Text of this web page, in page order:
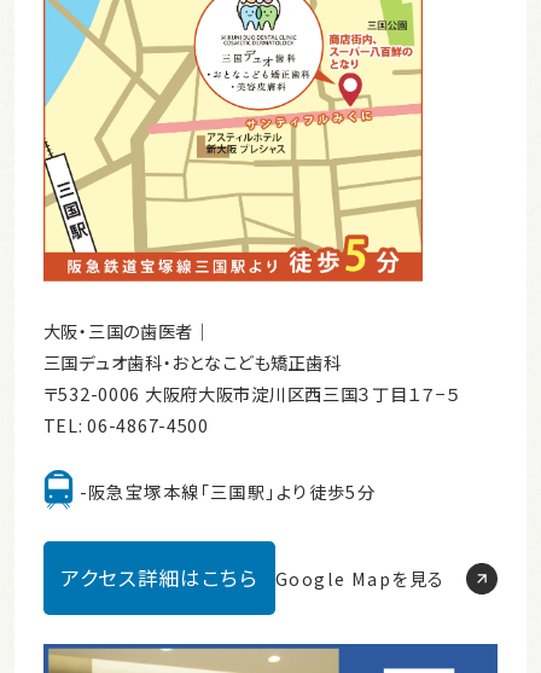
大阪・三国の歯医者｜
三国デュオ歯科・おとなこども矯正歯科
〒532-0006 大阪府大阪市淀川区西三国３丁目１７−５
TEL:06-4867-4500
-阪急宝塚本線「三国駅」より徒歩5分
アクセス詳細はこちら Google Mapを見る